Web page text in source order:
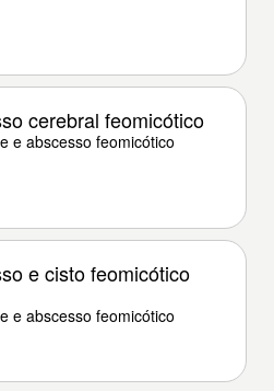
cerebral feomicótico
e abscesso feomicótico
e cisto feomicótico
e abscesso feomicótico